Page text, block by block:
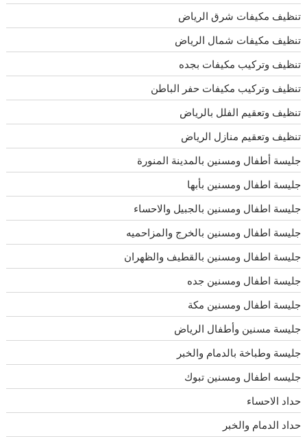
تنظيف مكيفات شرق الرياض
تنظيف مكيفات شمال الرياض
تنظيف وتركيب مكيفات بجده
تنظيف وتركيب مكيفات حفر الباطن
تنظيف وتعقيم الفلل بالرياض
تنظيف وتعقيم منازل الرياض
جليسة أطفال ومسنين بالمدينة المنورة
جليسة اطفال ومسنين بأبها
جليسة اطفال ومسنين بالجبيل والاحساء
جليسة اطفال ومسنين بالخرج والمزاحميه
جليسة اطفال ومسنين بالقطيف والظهران
جليسة اطفال ومسنين جده
جليسة اطفال ومسنين مكة
جليسة مسنين وأطفال الرياض
جليسة وطباخة بالدمام والخبر
جليسه اطفال ومسنين تبوك
حداد الاحساء
حداد الدمام والخبر